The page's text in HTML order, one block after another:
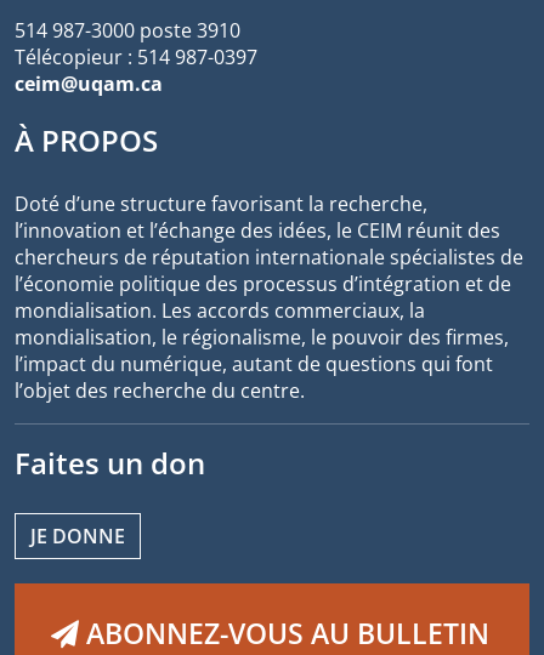
514 987-3000 poste 3910
Télécopieur : 514 987-0397
ceim@uqam.ca
À PROPOS
Doté d’une structure favorisant la recherche,
l’innovation et l’échange des idées, le CEIM réunit des
chercheurs de réputation internationale spécialistes de
l’économie politique des processus d’intégration et de
mondialisation. Les accords commerciaux, la
mondialisation, le régionalisme, le pouvoir des firmes,
l’impact du numérique, autant de questions qui font
l’objet des recherche du centre.
Faites un don
JE DONNE
ABONNEZ-VOUS AU BULLETIN